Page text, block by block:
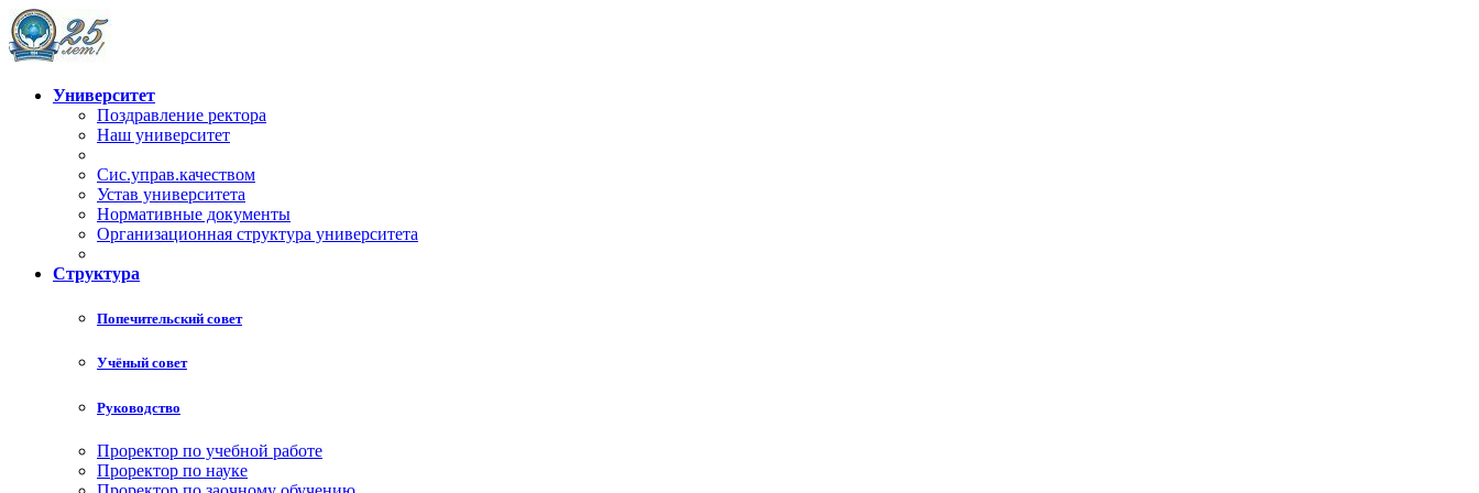
Университет
Поздравление ректора
Наш университет
Сис.управ.качеством
Устав университета
Нормативные документы
Организационная структура университета
Структура
Попечительский совет
Учёный совет
Руководство
Проректор по учебной работе
Проректор по науке